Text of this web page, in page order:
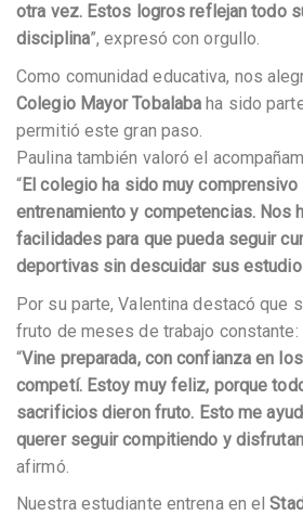
otra vez. Estos logros reflejan todo
disciplina”, expresó con orgullo.
Como comunidad educativa, nos
Colegio Mayor Tobalaba ha sido
permitió este gran paso.
Paulina también valoró el
“El colegio ha sido muy
entrenamiento y competencias. Nos
facilidades para que pueda seguir
deportivas sin descuidar sus
Por su parte, Valentina destacó que
fruto de meses de trabajo constante:
“Vine preparada, con confianza en
competí. Estoy muy feliz, porque
sacrificios dieron fruto. Esto me
querer seguir compitiendo y
afirmó.
Nuestra estudiante entrena en el